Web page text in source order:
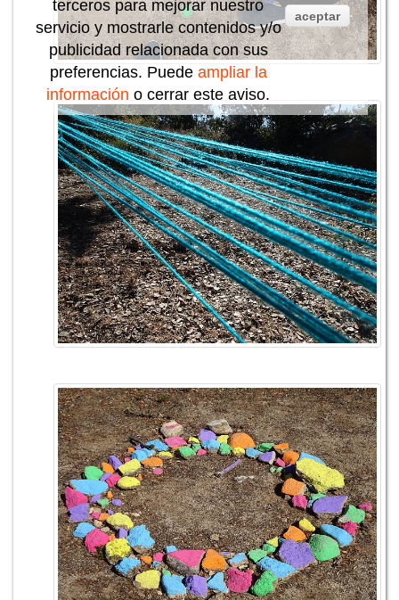
terceros para mejorar nuestro
servicio y mostrarle contenidos y/o
publicidad relacionada con sus
preferencias. Puede ampliar la
información o cerrar este aviso.
aceptar